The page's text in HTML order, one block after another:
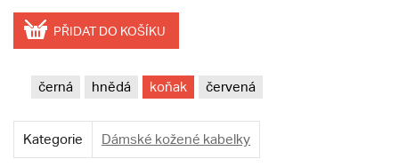
PŘIDAT DO KOŠÍKU
černá hnědá koňak červená
Kategorie Dámské kožené kabelky